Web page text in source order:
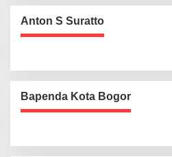
Anton S Suratto
Bapenda Kota Bogor